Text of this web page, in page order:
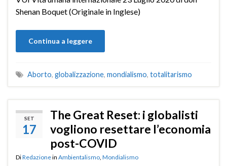
Shenan Boquet (Originale in Inglese)
Continua a leggere
Aborto, globalizzazione, mondialismo, totalitarismo
SET
17
The Great Reset: i globalisti
vogliono resettare l’economia
post-COVID
DiRedazionein Ambientalismo, Mondialismo